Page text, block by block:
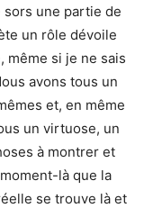
sors une partie de
un rôle dévoile
même si je ne sais
avons tous un
et, en même
un virtuose, un
à montrer et
là que la
se trouve là et